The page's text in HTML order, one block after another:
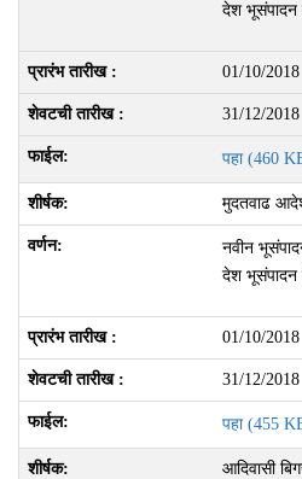
देश
01/10/2018
31/12/2018
पहा (460
मुदतवाढ
नवीन
देश
01/10/2018
31/12/2018
पहा (455
आदिवासी